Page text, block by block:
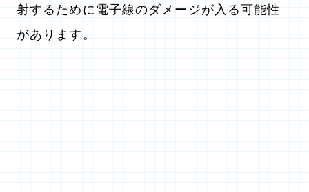
射するために電子線のダメージが入る可能性
があります。